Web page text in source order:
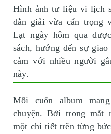
Hình ảnh tư liệu vi lịch
dẫn giải vừa cẩn trọng
Lạt ngày hôm qua
sách, hướng đến sự
cảm với nhiều người
này.
Mỗi cuốn album
chuyện. Bởi trong mắt
một chi tiết trên từng